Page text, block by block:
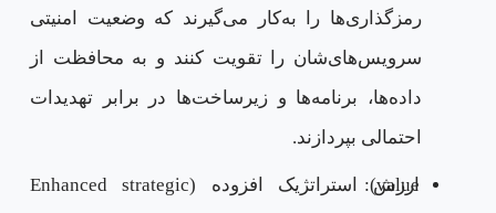
رمزگذاری‌ها را به‌‍‌‌کار می‌گیرند که وضعیت امنیتی
سرویس‌های‌شان را تقویت ‌کنند و به محافظت از
داده‌ها، برنامه‌ها و زیرساخت‌ها در برابر تهدیدات
احتمالی بپردازند.
ارزش استراتژیک افزوده (Enhanced strategic value):